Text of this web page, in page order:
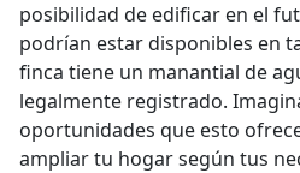
posibilidad de edificar en el
podrían estar disponibles en
finca tiene un manantial de
legalmente registrado.
oportunidades que esto
ampliar tu hogar según tus